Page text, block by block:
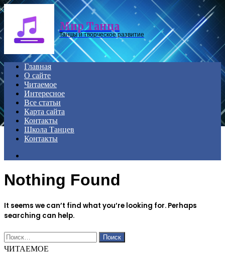
Menu
Мир Танца
Танцы и творческое развитие
Главная
О сайте
Читаемое
Интересное
Все статьи
Карта сайта
Контакты
Школа Танцев
Контакты
Nothing Found
It seems we can’t find what you’re looking for. Perhaps
searching can help.
Найти:
ЧИТАЕМОЕ